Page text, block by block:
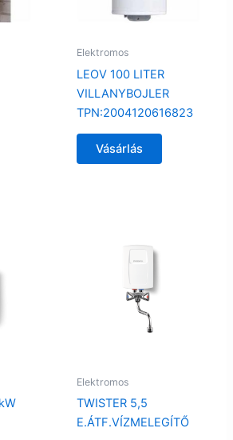
Elektromos
LEOV 100 LITER
VILLANYBOJLER
TPN:2004120616823
Vásárlás
Elektromos
TWISTER 5,5
E.ÁTF.VÍZMELEGÍTŐ